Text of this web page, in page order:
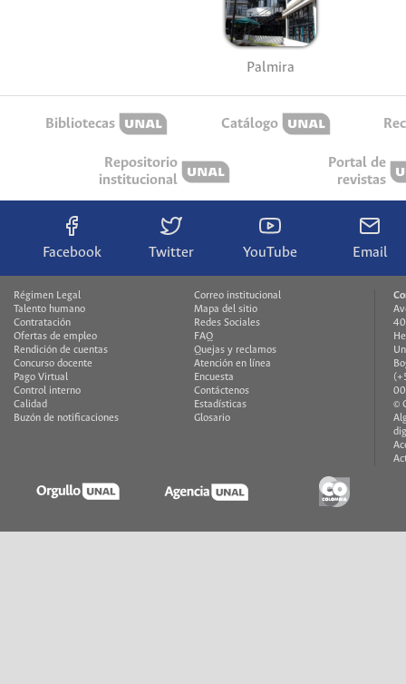
Palmira
Bibliotecas Catálogo
Repositorio
institucional
Portal de
revistas
Facebook Twitter YouTube Email
Régimen Legal
Talento humano
Contratación
Ofertas de empleo
Rendición de cuentas
Concurso docente
Pago Virtual
Control interno
Calidad
Buzón de notificaciones
Correo institucional
Mapa del sitio
Redes Sociales
FAQ
Quejas y reclamos
Atención en línea
Encuesta
Contáctenos
Estadísticas
Glosario
©